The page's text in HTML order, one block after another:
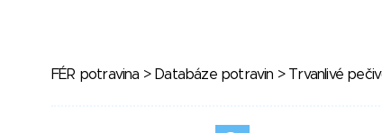
FÉR potravina > Databáze potravin > Trvanlivé